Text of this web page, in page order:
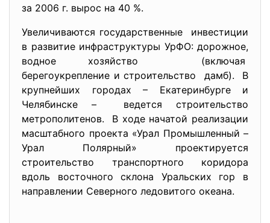
за 2006 г. вырос на 40 %.
Увеличиваются государственные инвестиции
в развитие инфраструктуры УрФО: дорожное,
водное хозяйство (включая
берегоукрепление и строительство дамб). В
крупнейших городах – Екатеринбурге и
Челябинске – ведется строительство
метрополитенов. В ходе начатой реализации
масштабного проекта «Урал Промышленный –
Урал Полярный» проектируется
строительство транспортного коридора
вдоль восточного склона Уральских гор в
направлении Северного ледовитого океана.